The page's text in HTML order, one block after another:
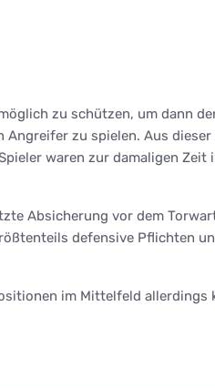
zu schützen, um dann
zu spielen. Aus
waren zur damaligen
Absicherung vor dem
defensive Pflichten
im Mittelfeld allerdings